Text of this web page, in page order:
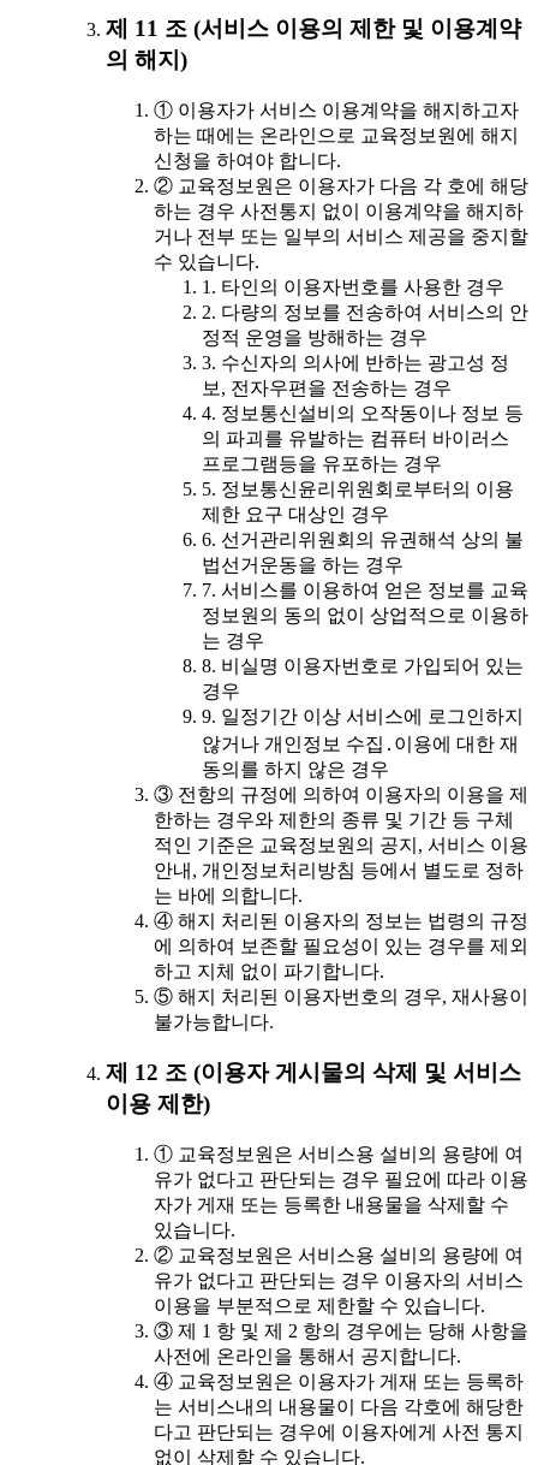
제 11 조 (서비스 이용의 제한 및 이용계약
의 해지)
① 이용자가 서비스 이용계약을 해지하고자
하는 때에는 온라인으로 교육정보원에 해지
신청을 하여야 합니다.
② 교육정보원은 이용자가 다음 각 호에 해당
하는 경우 사전통지 없이 이용계약을 해지하
거나 전부 또는 일부의 서비스 제공을 중지할
수 있습니다.
1. 타인의 이용자번호를 사용한 경우
2. 다량의 정보를 전송하여 서비스의 안
정적 운영을 방해하는 경우
3. 수신자의 의사에 반하는 광고성 정
보, 전자우편을 전송하는 경우
4. 정보통신설비의 오작동이나 정보 등
의 파괴를 유발하는 컴퓨터 바이러스
프로그램등을 유포하는 경우
5. 정보통신윤리위원회로부터의 이용
제한 요구 대상인 경우
6. 선거관리위원회의 유권해석 상의 불
법선거운동을 하는 경우
7. 서비스를 이용하여 얻은 정보를 교육
정보원의 동의 없이 상업적으로 이용하
는 경우
8. 비실명 이용자번호로 가입되어 있는
경우
9. 일정기간 이상 서비스에 로그인하지
않거나 개인정보 수집․이용에 대한 재
동의를 하지 않은 경우
③ 전항의 규정에 의하여 이용자의 이용을 제
한하는 경우와 제한의 종류 및 기간 등 구체
적인 기준은 교육정보원의 공지, 서비스 이용
안내, 개인정보처리방침 등에서 별도로 정하
는 바에 의합니다.
④ 해지 처리된 이용자의 정보는 법령의 규정
에 의하여 보존할 필요성이 있는 경우를 제외
하고 지체 없이 파기합니다.
⑤ 해지 처리된 이용자번호의 경우, 재사용이
불가능합니다.
제 12 조 (이용자 게시물의 삭제 및 서비스
이용 제한)
① 교육정보원은 서비스용 설비의 용량에 여
유가 없다고 판단되는 경우 필요에 따라 이용
자가 게재 또는 등록한 내용물을 삭제할 수
있습니다.
② 교육정보원은 서비스용 설비의 용량에 여
유가 없다고 판단되는 경우 이용자의 서비스
이용을 부분적으로 제한할 수 있습니다.
③ 제 1 항 및 제 2 항의 경우에는 당해 사항을
사전에 온라인을 통해서 공지합니다.
④ 교육정보원은 이용자가 게재 또는 등록하
는 서비스내의 내용물이 다음 각호에 해당한
다고 판단되는 경우에 이용자에게 사전 통지
없이 삭제할 수 있습니다.